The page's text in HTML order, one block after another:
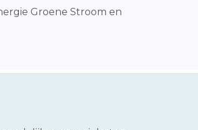
Groene Stroom en